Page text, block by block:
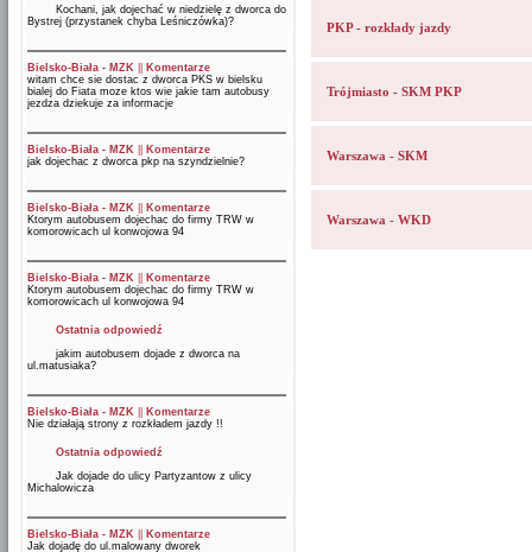
Kochani, jak dojechać w niedzielę z dworca do
Bystrej (przystanek chyba Leśniczówka)?
Bielsko-Biała - MZK
Komentarze
witam chce sie dostac z dworca PKS w bielsku
bialej do Fiata moze ktos wie jakie tam autobusy
jezdza dziekuje za informacje
Bielsko-Biała - MZK
Komentarze
jak dojechac z dworca pkp na szyndzielnie?
Bielsko-Biała - MZK
Komentarze
Ktorym autobusem dojechac do firmy TRW w
komorowicach ul konwojowa 94
Bielsko-Biała - MZK
Komentarze
Ktorym autobusem dojechac do firmy TRW w
komorowicach ul konwojowa 94
Ostatnia odpowiedź
jakim autobusem dojade z dworca na
ul.matusiaka?
Bielsko-Biała - MZK
Komentarze
Nie działają strony z rozkładem jazdy !!
Ostatnia odpowiedź
Jak dojade do ulicy Partyzantow z ulicy
Michalowicza
Bielsko-Biała - MZK
Komentarze
Jak dojadę do ul.malowany dworek
PKP - rozkłady jazdy
Trójmiasto - SKM PKP
Warszawa - SKM
Warszawa - WKD